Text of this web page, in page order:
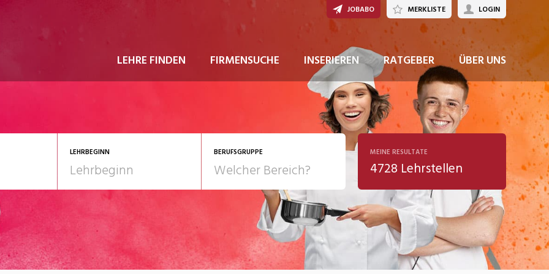
LEHRE FINDEN FIRMENSUCHE INSERIEREN RATGEBER ÜBER UNS
JOBABO MERKLISTE LOGIN
LEHRBEGINN BERUFSGRUPPE
Gesundheit/Pflege/Soziales
Telco
Kultur
MEINE RESULTATE
4728 Lehrstellen
JETZT BEWERBEN